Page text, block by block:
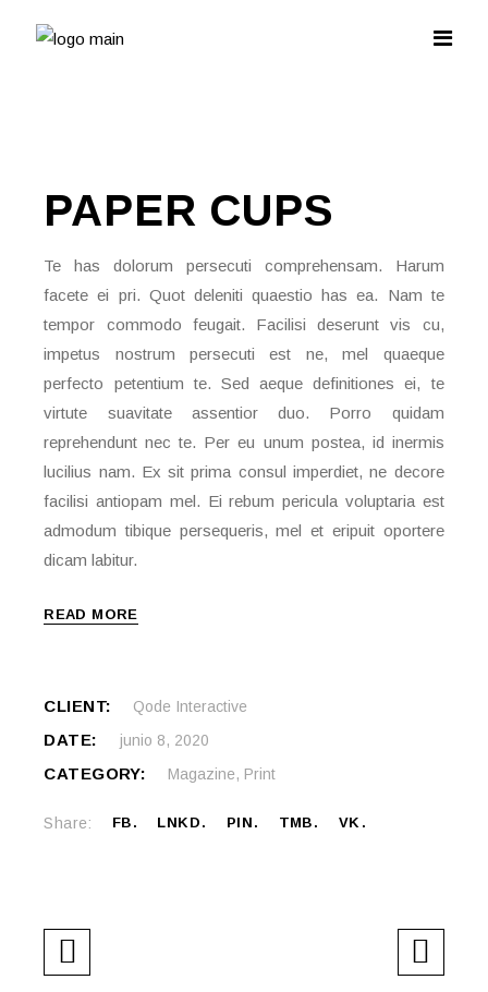
PAPER CUPS
Te has dolorum persecuti comprehensam. Harum
facete ei pri. Quot deleniti quaestio has ea. Nam te
tempor commodo feugait. Facilisi deserunt vis cu,
impetus nostrum persecuti est ne, mel quaeque
perfecto petentium te. Sed aeque definitiones ei, te
virtute suavitate assentior duo. Porro quidam
reprehendunt nec te. Per eu unum postea, id inermis
lucilius nam. Ex sit prima consul imperdiet, ne decore
facilisi antiopam mel. Ei rebum pericula voluptaria est
admodum tibique persequeris, mel et eripuit oportere
dicam labitur.
READ MORE
CLIENT: Qode Interactive
DATE: junio 8, 2020
CATEGORY: Magazine, Print
Share: FB LNKD PIN TMB VK